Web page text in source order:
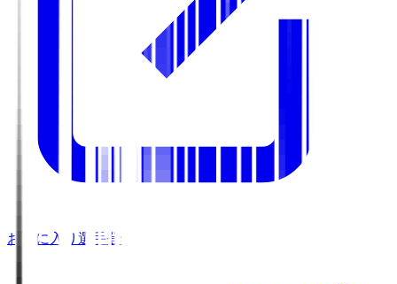
お気に入り選手登録